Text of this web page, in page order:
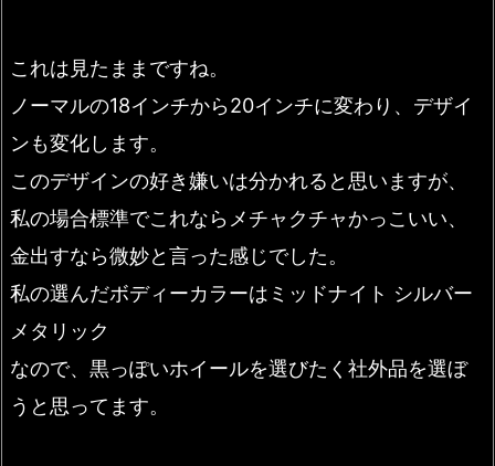
これは見たままですね。
ノーマルの18インチから20インチに変わり、デザイ
ンも変化します。
このデザインの好き嫌いは分かれると思いますが、
私の場合標準でこれならメチャクチャかっこいい、
金出すなら微妙と言った感じでした。
私の選んだボディーカラーはミッドナイト シルバー
メタリック
なので、黒っぽいホイールを選びたく社外品を選ぼ
うと思ってます。